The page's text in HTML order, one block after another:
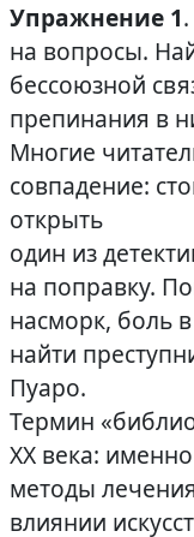
Упражнение 1
на вопросы.
бессоюзной
препинания в
Многие
совпадение:
открыть
один из
на поправку.
насморк, боль
найти
Пуаро.
Термин
ХХ века:
методы
влиянии